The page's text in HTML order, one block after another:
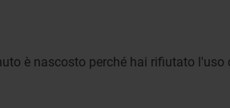
è nascosto perché hai rifiutato